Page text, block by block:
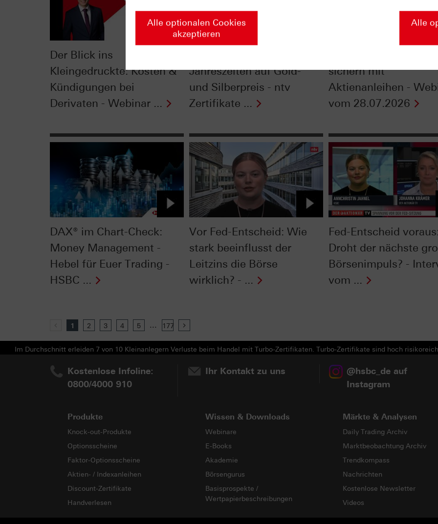
Der Blick ins
Kleingedruckte: Kosten &
Kündigungen bei
Derivaten - Webinar ...
Jahreszeiten auf Gold-
und Silberpreis - ntv
Zertifikate ...
sichern mit
Aktienanleihen -
vom 28.07.2026
DAX® im Chart-Check:
Money Management -
Hebel für Euer Trading -
HSBC ...
Vor Fed-Entscheid: Wie
stark beeinflusst der
Leitzins die Börse
wirklich? - ...
Fed-Entscheid voraus:
Droht der nächste
Börsenimpuls? -
vom ...
Previous
1 2 3 4 5 ... 177
Im Durchschnitt erleiden 7 von 10 Kleinanlegern Verluste beim Handel mit Turbo-Zertifikaten. Turbo-Zertifikate sind hoch
Kostenlose Infoline:
0800/4000 910
Ihr Kontakt zu uns
@hsbc_de auf
Instagram
Produkte
Knock-out-Produkte
Optionsscheine
Faktor-Optionsscheine
Aktien- / Indexanleihen
Discount-Zertifikate
Handverlesen
Wissen & Downloads
Webinare
E-Books
Akademie
Börsengurus
Basisprospekte /
Wertpapierbeschreibungen
Märkte & Analysen
Daily Trading Archiv
Marktbeobachtung Archiv
Trendkompass
Nachrichten
Kostenlose Newsletter
Videos
Alle optionalen Cookies
akzeptieren
Alle